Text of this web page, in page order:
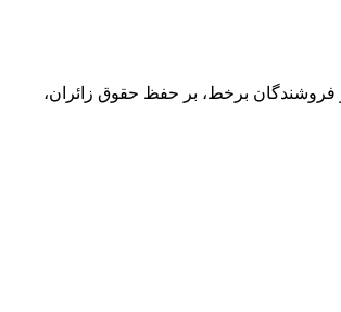
شرکت‌های هواپیمایی، دفاتر خدمات مسافرتی و فروشندگان برخط، بر حفظ حقوق زائران،